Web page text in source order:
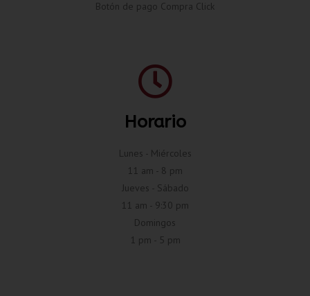
Botón de pago Compra Click
Horario
Lunes - Miércoles
11 am - 8 pm
Jueves - Sábado
11 am - 9:30 pm
Domingos
1 pm - 5 pm